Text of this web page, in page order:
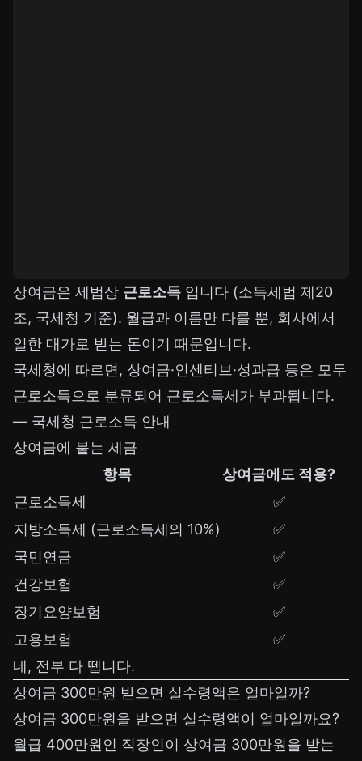
상여금은 세법상 근로소득 입니다 (소득세법 제20
조, 국세청 기준). 월급과 이름만 다를 뿐, 회사에서
일한 대가로 받는 돈이기 때문입니다.
국세청에 따르면, 상여금·인센티브·성과급 등은 모두
근로소득으로 분류되어 근로소득세가 부과됩니다.
— 국세청 근로소득 안내
상여금에 붙는 세금
항목
상여금에도 적용?
근로소득세
✅
지방소득세 (근로소득세의 10%)
✅
국민연금
✅
건강보험
✅
장기요양보험
✅
고용보험
✅
네, 전부 다 뗍니다.
상여금 300만원 받으면 실수령액은 얼마일까?
상여금 300만원을 받으면 실수령액이 얼마일까요?
월급 400만원인 직장인이 상여금 300만원을 받는